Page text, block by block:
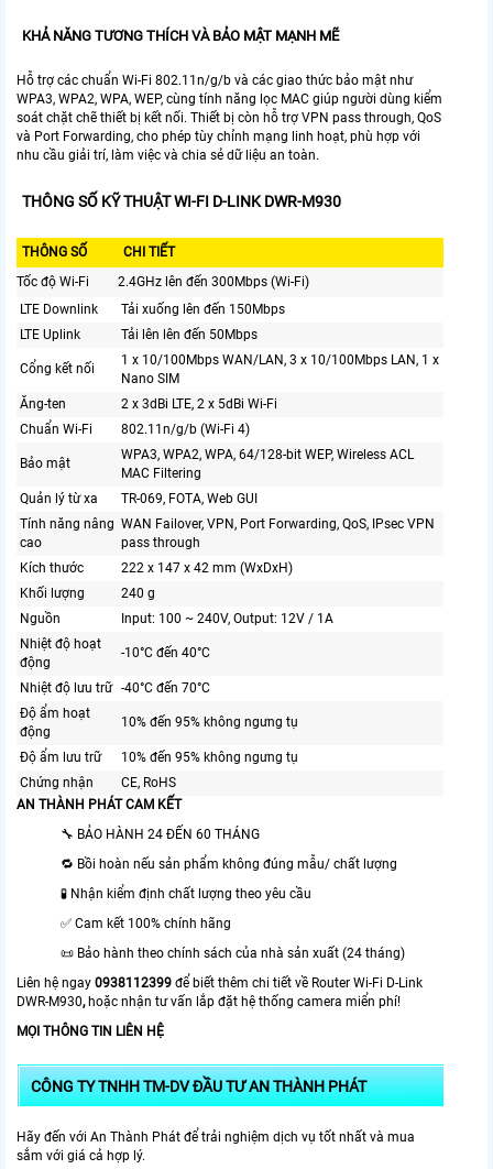
KHẢ NĂNG TƯƠNG THÍCH VÀ BẢO MẬT MẠNH MẼ
Hỗ trợ các chuẩn Wi-Fi 802.11n/g/b và các giao thức bảo mật như
WPA3, WPA2, WPA, WEP, cùng tính năng lọc MAC giúp người dùng kiểm
soát chặt chẽ thiết bị kết nối. Thiết bị còn hỗ trợ VPN pass through, QoS
và Port Forwarding, cho phép tùy chỉnh mạng linh hoạt, phù hợp với
nhu cầu giải trí, làm việc và chia sẻ dữ liệu an toàn.
THÔNG SỐ KỸ THUẬT WI-FI D-LINK DWR-M930
THÔNG SỐ
CHI TIẾT
Tốc độ Wi-Fi
2.4GHz lên đến 300Mbps (Wi-Fi)
LTE Downlink
Tải xuống lên đến 150Mbps
LTE Uplink
Tải lên lên đến 50Mbps
Cổng kết nối
1 x 10/100Mbps WAN/LAN, 3 x 10/100Mbps LAN, 1 x
Nano SIM
Ăng-ten
2 x 3dBi LTE, 2 x 5dBi Wi-Fi
Chuẩn Wi-Fi
802.11n/g/b (Wi-Fi 4)
Bảo mật
WPA3, WPA2, WPA, 64/128-bit WEP, Wireless ACL
MAC Filtering
Quản lý từ xa
TR-069, FOTA, Web GUI
Tính năng nâng
cao
WAN Failover, VPN, Port Forwarding, QoS, IPsec VPN
pass through
Kích thước
222 x 147 x 42 mm (WxDxH)
Khối lượng
240 g
Nguồn
Input: 100 ~ 240V, Output: 12V / 1A
Nhiệt độ hoạt
động
-10°C đến 40°C
Nhiệt độ lưu trữ -40°C đến 70°C
Độ ẩm hoạt
động
10% đến 95% không ngưng tụ
Độ ẩm lưu trữ
10% đến 95% không ngưng tụ
Chứng nhận
CE, RoHS
AN THÀNH PHÁT CAM KẾT
🔧 BẢO HÀNH 24 ĐẾN 60 THÁNG
🔁 Bồi hoàn nếu sản phẩm không đúng mẫu/ chất lượng
🧪 Nhận kiểm định chất lượng theo yêu cầu
✅ Cam kết 100% chính hãng
📜 Bảo hành theo chính sách của nhà sản xuất (24 tháng)
Liên hệ ngay 0938112399 để biết thêm chi tiết về Router Wi-Fi D-Link
DWR-M930,hoặc nhận tư vấn lắp đặt hệ thống camera miển phí!
MỌI THÔNG TIN LIÊN HỆ
CÔNG TY TNHH TM-DV ĐẦU TƯ AN THÀNH PHÁT
Hãy đến với An Thành Phát để trải nghiệm dịch vụ tốt nhất và mua
sắm với giá cả hợp lý.